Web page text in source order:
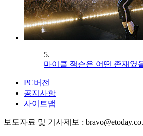
5.
마이클 잭슨은 어떤 존재였
PC버전
공지사항
사이트맵
보도자료 및 기사제보 :